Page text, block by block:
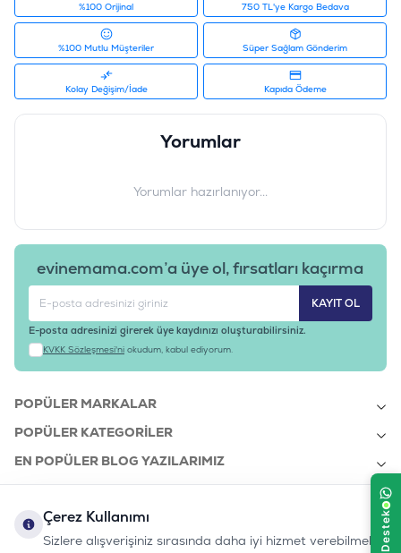
Barkod
:
6927749871118
Tedarikçi Ürün Kodu
%100 Orijinal 750 TL'ye Kargo Bedava
%100 Mutlu Müşteriler Süper Sağlam Gönderim
Kolay Değişim/İade Kapıda Ödeme
Yorumlar
Yorumlar hazırlanıyor...
evinemama.com’a üye ol, fırsatları kaçırma
KAYIT OL
E-posta adresinizi girerek üye kaydınızı oluşturabilirsiniz.
KVKK Sözleşmesi'ni okudum, kabul ediyorum.
POPÜLER MARKALAR
POPÜLER KATEGORILER
EN POPÜLER BLOG YAZILARIMIZ
KURUMSAL
Çerez Kullanımı
Sizlere alışverişiniz sırasında daha iyi hizmet verebilmek